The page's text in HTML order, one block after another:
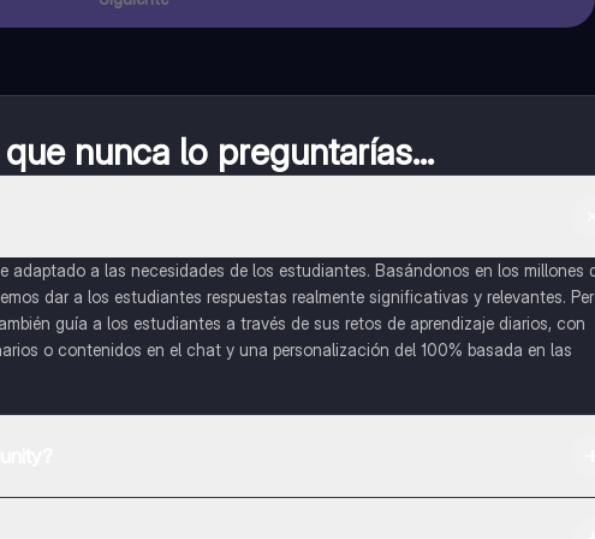
nunca lo preguntarías...
adaptado a las necesidades de los estudiantes. Basándonos en los millones
dar a los estudiantes respuestas realmente significativas y relevantes.
guía a los estudiantes a través de sus retos de aprendizaje diarios, con
o contenidos en el chat y una personalización del 100% basada en las